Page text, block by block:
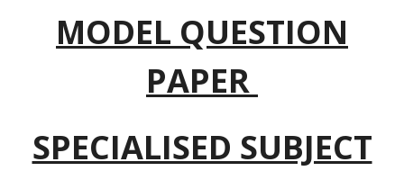
MODEL QUESTION
PAPER
SPECIALISED SUBJECT